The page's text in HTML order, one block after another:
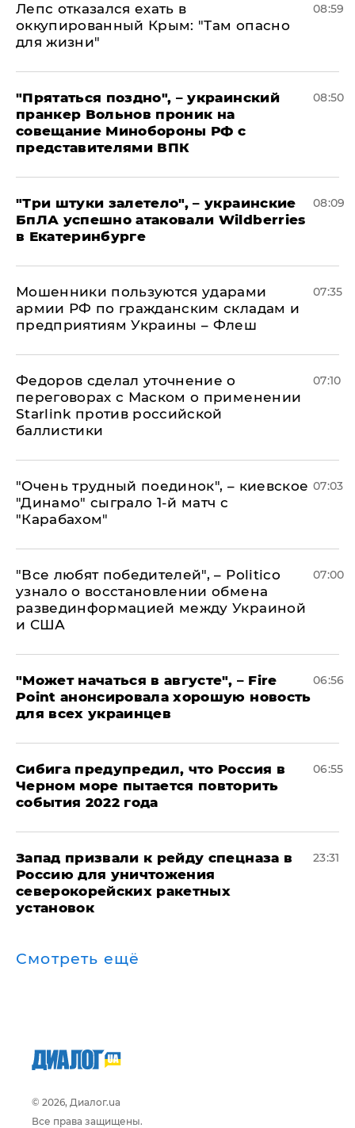
Лепс отказался ехать в
оккупированный Крым: "Там опасно
для жизни"
08:59
"Прятаться поздно", – украинский
пранкер Вольнов проник на
совещание Минобороны РФ с
представителями ВПК
08:50
"Три штуки залетело", – украинские
БпЛА успешно атаковали Wildberries
в Екатеринбурге
08:09
Мошенники пользуются ударами
армии РФ по гражданским складам и
предприятиям Украины – Флеш
07:35
Федоров сделал уточнение о
переговорах с Маском о применении
Starlink против российской
баллистики
07:10
"Очень трудный поединок", – киевское
"Динамо" сыграло 1-й матч с
"Карабахом"
07:03
​"Все любят победителей", – Politico
узнало о восстановлении обмена
развединформацией между Украиной
и США
07:00
"Может начаться в августе", – Fire
Point анонсировала хорошую новость
для всех украинцев
06:56
Сибига предупредил, что Россия в
Черном море пытается повторить
события 2022 года
06:55
Запад призвали к рейду спецназа в
Россию для уничтожения
северокорейских ракетных
установок
23:31
Смотреть ещё
© 2026, Диалог.ua
Все права защищены.